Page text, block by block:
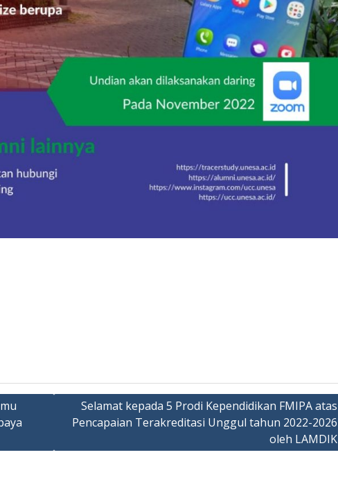
Selamat kepada 5 Prodi Kependidikan FMIPA atas
Pencapaian Terakreditasi Unggul tahun 2022-2026
oleh LAMDIK